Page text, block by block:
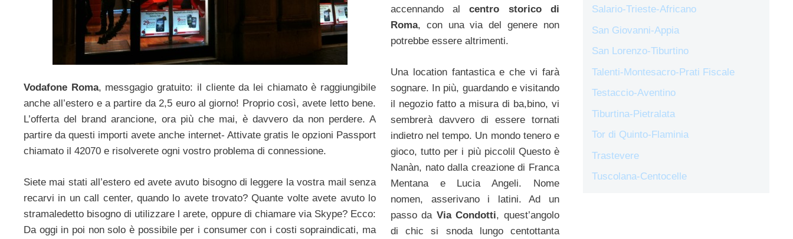
Vodafone Roma, messgagio gratuito: il cliente da lei chiamato è raggiungibile
anche all’estero e a partire da 2,5 euro al giorno! Proprio così, avete letto bene.
L’offerta del brand arancione, ora più che mai, è davvero da non perdere. A
partire da questi importi avete anche internet- Attivate gratis le opzioni Passport
chiamato il 42070 e risolverete ogni vostro problema di connessione.
Siete mai stati all’estero ed avete avuto bisogno di leggere la vostra mail senza
recarvi in un call center, quando lo avete trovato? Quante volte avete avuto lo
stramaledetto bisogno di utilizzare l arete, oppure di chiamare via Skype? Ecco:
Da oggi in poi non solo è possibile per i consumer con i costi sopraindicati, ma
accennando alcentro storico di
Roma, con una via del genere non
potrebbe essere altrimenti.
Una location fantastica e che vi farà
sognare. In più, guardando e visitando
il negozio fatto a misura di ba,bino, vi
sembrerà davvero di essere tornati
indietro nel tempo. Un mondo tenero e
gioco, tutto per i più piccolil Questo è
Nanàn, nato dalla creazione di Franca
Mentana e Lucia Angeli. Nome
nomen, asserivano i latini. Ad un
passo da Via Condotti, quest’angolo
di chic si snoda lungo centottanta
Salario-Trieste-Africano
San Giovanni-Appia
San Lorenzo-Tiburtino
Talenti-Montesacro-Prati Fiscale
Testaccio-Aventino
Tiburtina-Pietralata
Tor di Quinto-Flaminia
Trastevere
Tuscolana-Centocelle